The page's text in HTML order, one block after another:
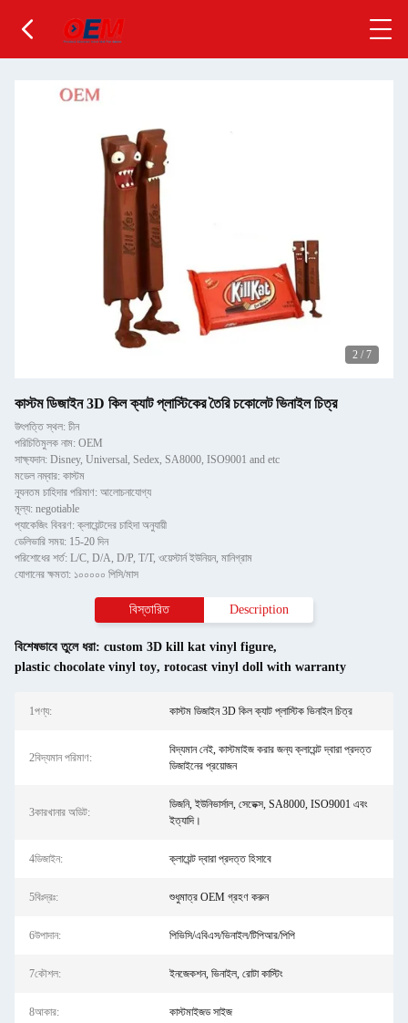
2 / 7
কাস্টম ডিজাইন 3D কিল ক্যাট প্লাস্টিকের তৈরি চকোলেট ভিনাইল চিত্র
উৎপত্তি স্থল: চীন
পরিচিতিমুলক নাম: OEM
সাক্ষ্যদান: Disney, Universal, Sedex, SA8000, ISO9001 and etc
মডেল নম্বার: কাস্টম
ন্যূনতম চাহিদার পরিমাণ: আলোচনাযোগ্য
মূল্য: negotiable
প্যাকেজিং বিবরণ: ক্লায়েন্টদের চাহিদা অনুযায়ী
ডেলিভারি সময়: 15-20 দিন
পরিশোধের শর্ত: L/C, D/A, D/P, T/T, ওয়েস্টার্ন ইউনিয়ন, মানিগ্রাম
যোগানের ক্ষমতা: ১০০০০০ পিসি/মাস
বিস্তারিত Description
বিশেষভাবে তুলে ধরা: custom 3D kill kat vinyl figure,
plastic chocolate vinyl toy, rotocast vinyl doll with warranty
1পণ্য: কাস্টম ডিজাইন 3D কিল ক্যাট প্লাস্টিক ভিনাইল চিত্র
2বিদ্যমান পরিমাণ:
বিদ্যমান নেই, কাস্টমাইজ করার জন্য ক্লায়েন্ট দ্বারা প্রদত্ত
ডিজাইনের প্রয়োজন
3কারখানার অডিট:
ডিজনি, ইউনিভার্সাল, সেডেক্স, SA8000, ISO9001 এবং
ইত্যাদি।
4ডিজাইন: ক্লায়েন্ট দ্বারা প্রদত্ত হিসাবে
5বিঃদ্রঃ: শুধুমাত্র OEM গ্রহণ করুন
6উপাদান: পিভিসি/এবিএস/ভিনাইল/টিপিআর/পিপি
7কৌশল: ইনজেকশন, ভিনাইল, রোটা কাস্টিং
8আকার: কাস্টমাইজড সাইজ